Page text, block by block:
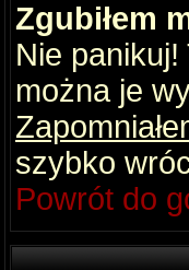
Zgubiłem
Nie
można je
szybko
Powrót do